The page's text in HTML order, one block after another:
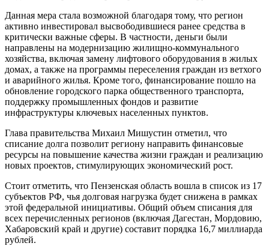
Данная мера стала возможной благодаря тому, что регион
активно инвестировал высвободившиеся ранее средства в
критически важные сферы. В частности, деньги были
направлены на модернизацию жилищно-коммунального
хозяйства, включая замену лифтового оборудования в жилых
домах, а также на программы переселения граждан из ветхого
и аварийного жилья. Кроме того, финансирование пошло на
обновление городского парка общественного транспорта,
поддержку промышленных фондов и развитие
инфраструктуры ключевых населенных пунктов.
Глава правительства Михаил Мишустин отметил, что
списание долга позволит региону направить финансовые
ресурсы на повышение качества жизни граждан и реализацию
новых проектов, стимулирующих экономический рост.
Стоит отметить, что Пензенская область вошла в список из 17
субъектов РФ, чья долговая нагрузка будет снижена в рамках
этой федеральной инициативы. Общий объем списания для
всех перечисленных регионов (включая Дагестан, Мордовию,
Хабаровский край и другие) составит порядка 16,7 миллиарда
рублей.